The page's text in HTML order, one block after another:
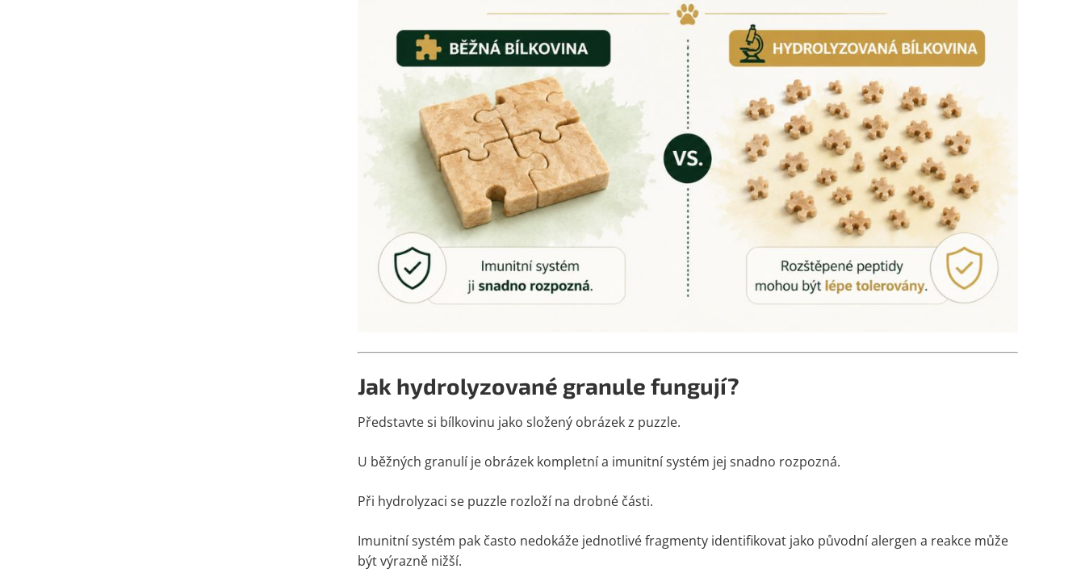
Jak hydrolyzované granule fungují?
Představte si bílkovinu jako složený obrázek z puzzle.
U běžných granulí je obrázek kompletní a imunitní systém jej snadno rozpozná.
Při hydrolyzaci se puzzle rozloží na drobné části.
Imunitní systém pak často nedokáže jednotlivé fragmenty identifikovat jako původní alergen a reakce může
být výrazně nižší.